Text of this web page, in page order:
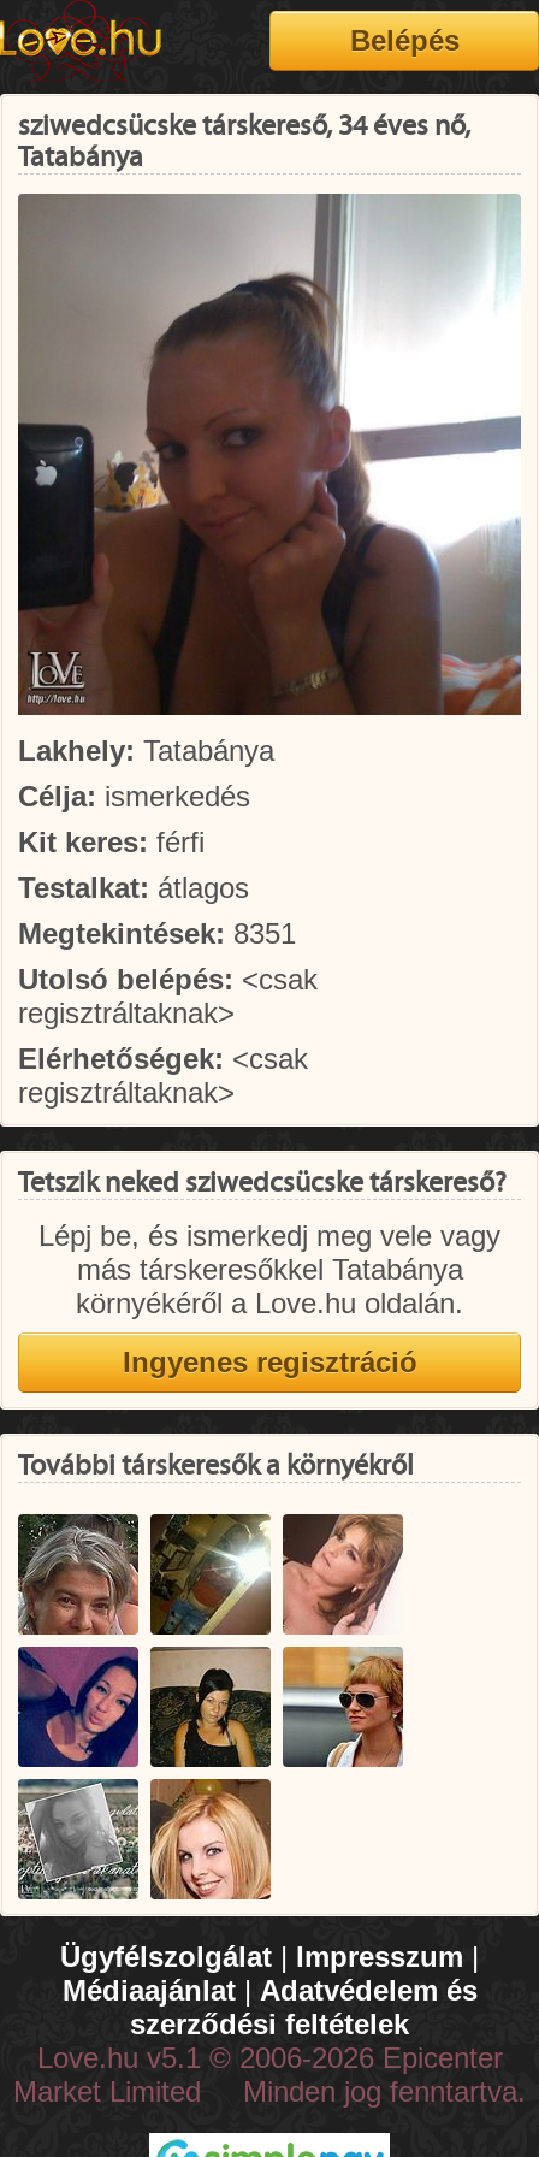
sziwedcsücske társkereső, 34 éves nő,
Tatabánya
Lakhely: Tatabánya
Célja: ismerkedés
Kit keres: férfi
Testalkat: átlagos
Megtekintések: 8351
Utolsó belépés: <csak
regisztráltaknak>
Elérhetőségek: <csak
regisztráltaknak>
Tetszik neked sziwedcsücske társkereső?
Lépj be, és ismerkedj meg vele vagy
más társkeresőkkel Tatabánya
környékéről a Love.hu oldalán.
További társkeresők a környékről
Ügyfélszolgálat | Impresszum |
Médiaajánlat| Adatvédelem és
szerződési feltételek
Love.hu v5.1 © 2006-2026 Epicenter
Market Limited Minden jog fenntartva.